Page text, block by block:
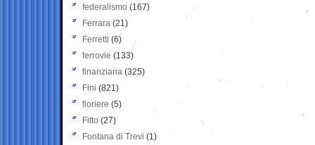
federalismo (167)
Ferrara (21)
Ferretti (6)
ferrovie (133)
finanziaria (325)
Fini (821)
fioriere (5)
Fitto (27)
Fontana di Trevi (1)